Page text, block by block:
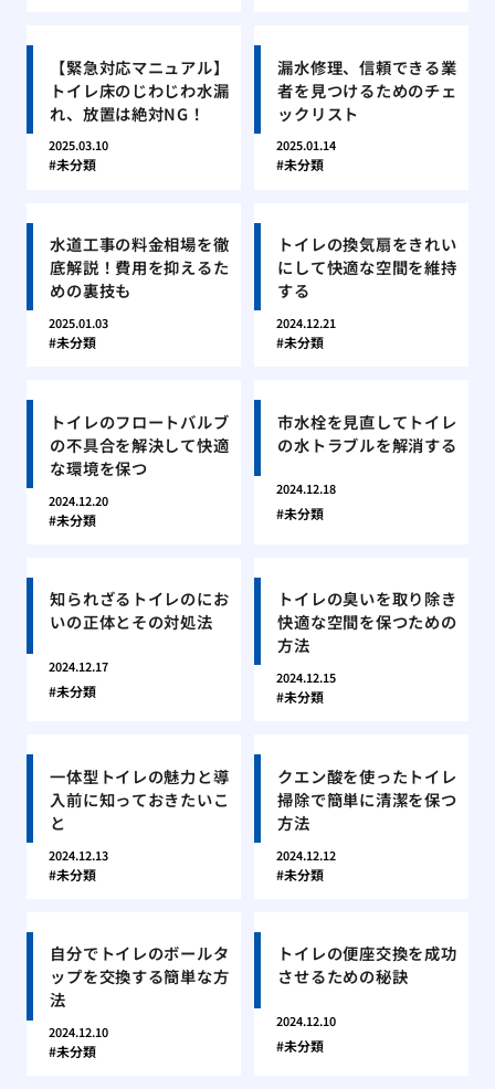
【緊急対応マニュアル】
トイレ床のじわじわ水漏
れ、放置は絶対NG！
2025.03.10
未分類
漏水修理、信頼できる業
者を見つけるためのチェ
ックリスト
2025.01.14
未分類
水道工事の料金相場を徹
底解説！費用を抑えるた
めの裏技も
2025.01.03
未分類
トイレの換気扇をきれい
にして快適な空間を維持
する
2024.12.21
未分類
トイレのフロートバルブ
の不具合を解決して快適
な環境を保つ
2024.12.20
未分類
市水栓を見直してトイレ
の水トラブルを解消する
2024.12.18
未分類
知られざるトイレのにお
いの正体とその対処法
2024.12.17
未分類
トイレの臭いを取り除き
快適な空間を保つための
方法
2024.12.15
未分類
一体型トイレの魅力と導
入前に知っておきたいこ
と
2024.12.13
未分類
クエン酸を使ったトイレ
掃除で簡単に清潔を保つ
方法
2024.12.12
未分類
自分でトイレのボールタ
ップを交換する簡単な方
法
2024.12.10
未分類
トイレの便座交換を成功
させるための秘訣
2024.12.10
未分類